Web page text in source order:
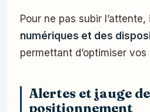
Pour ne pas subir
numériques et des
permettant d’optimiser
Alertes et jauge de
positionnement